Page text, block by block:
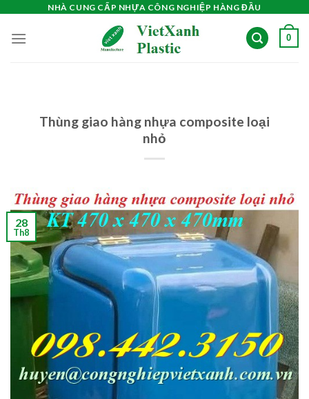
content
NHÀ CUNG CẤP NHỰA CÔNG NGHIỆP HÀNG ĐẦU
0
Thùng giao hàng nhựa composite loại
nhỏ
28
Th8